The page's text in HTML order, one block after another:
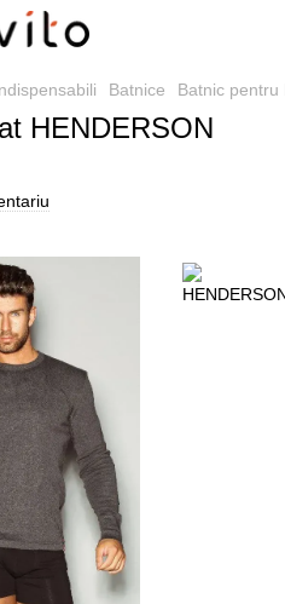
Batnice Batnic pentru
HENDERSON